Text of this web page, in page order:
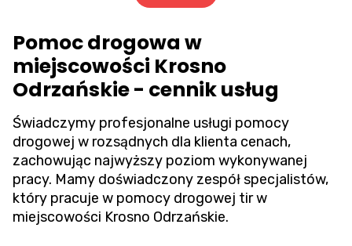
Pomoc drogowa w
miejscowości Krosno
Odrzańskie - cennik usług
Świadczymy profesjonalne usługi pomocy
drogowej w rozsądnych dla klienta cenach,
zachowując najwyższy poziom wykonywanej
pracy. Mamy doświadczony zespół specjalistów,
który pracuje w pomocy drogowej tir w
miejscowości Krosno Odrzańskie.